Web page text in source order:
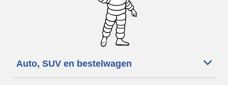
Auto, SUV en bestelwagen